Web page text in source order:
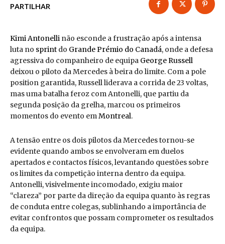
PARTILHAR
Kimi Antonelli não esconde a frustração após a intensa
luta no sprint do Grande Prémio do Canadá, onde a defesa
agressiva do companheiro de equipa George Russell
deixou o piloto da Mercedes à beira do limite. Com a pole
position garantida, Russell liderava a corrida de 23 voltas,
mas uma batalha feroz com Antonelli, que partiu da
segunda posição da grelha, marcou os primeiros
momentos do evento emMontreal.
A tensão entre os dois pilotos da Mercedes tornou-se
evidente quando ambos se envolveram em duelos
apertados e contactos físicos, levantando questões sobre
os limites da competição interna dentro da equipa.
Antonelli, visivelmente incomodado, exigiu maior
“clareza” por parte da direção da equipa quanto às regras
de conduta entre colegas, sublinhando a importância de
evitar confrontos que possam comprometer os resultados
da equipa.